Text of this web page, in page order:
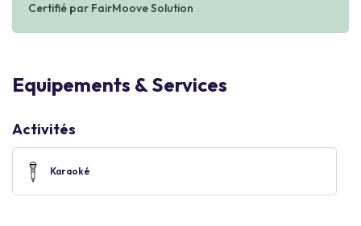
Certifié par FairMoove Solution
Equipements & Services
Activités
Karaoké